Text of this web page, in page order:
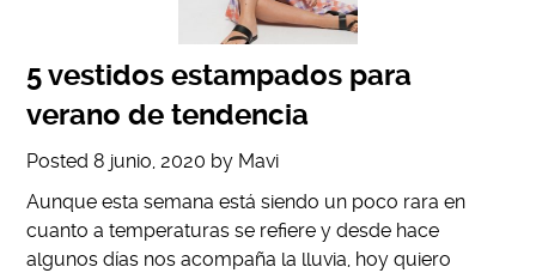
5 vestidos estampados para
verano de tendencia
Posted8 junio, 2020 by Mavi
Aunque esta semana está siendo un poco rara en
cuanto a temperaturas se refiere y desde hace
algunos días nos acompaña la lluvia, hoy quiero